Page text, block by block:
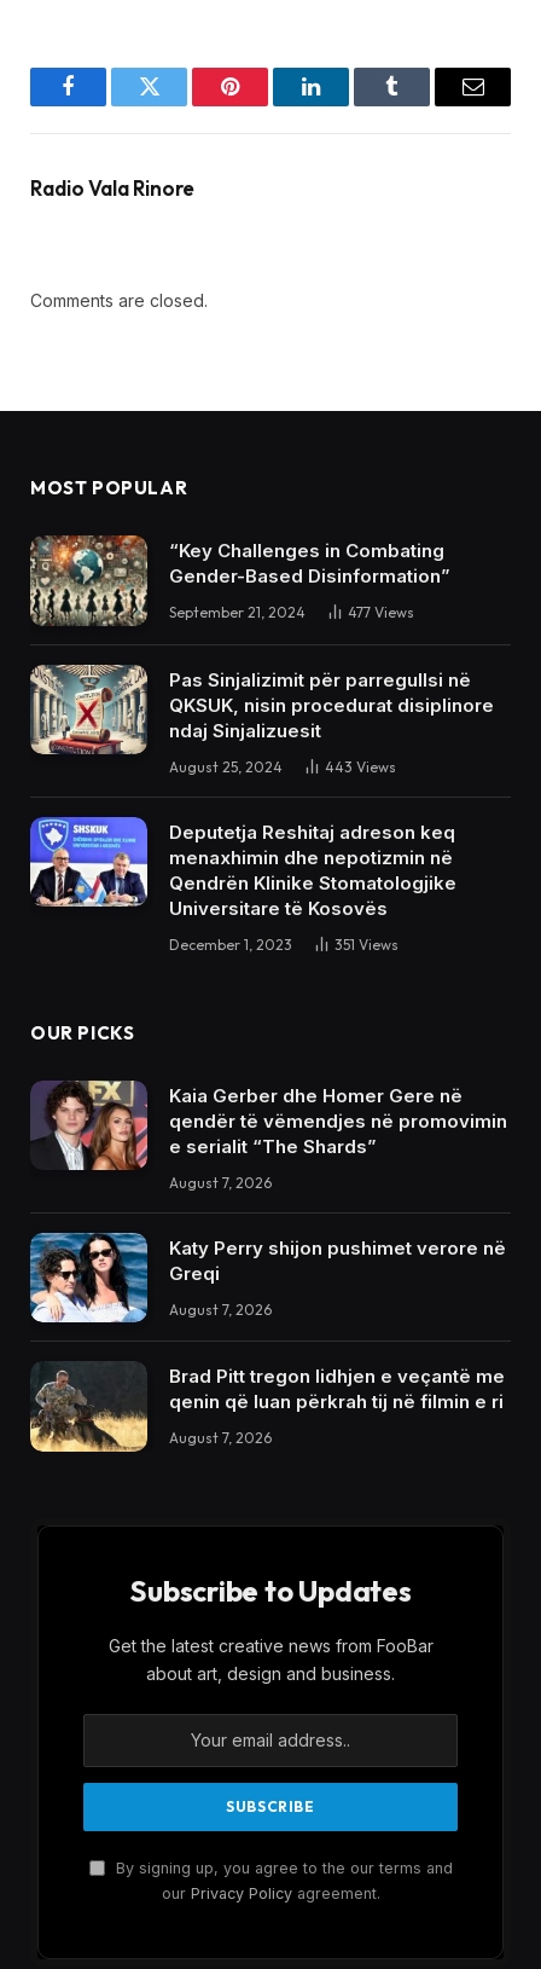
FacebookTwitter Pinterest LinkedInTumblr Email
Radio Vala Rinore
Comments are closed.
MOST POPULAR
“Key Challenges in Combating
Gender-Based Disinformation”
September 21, 2024 477 Views
Pas Sinjalizimit për parregullsi në
QKSUK, nisin procedurat disiplinore
ndaj Sinjalizuesit
August 25, 2024 443 Views
Deputetja Reshitaj adreson keq
menaxhimin dhe nepotizmin në
Qendrën Klinike Stomatologjike
Universitare të Kosovës
December 1, 2023 351 Views
OUR PICKS
Kaia Gerber dhe Homer Gere në
qendër të vëmendjes në promovimin
e serialit “The Shards”
August 7, 2026
Katy Perry shijon pushimet verore në
Greqi
August 7, 2026
Brad Pitt tregon lidhjen e veçantë me
qenin që luan përkrah tij në filmin e ri
August 7, 2026
Subscribe to Updates
Get the latest creative news from FooBar
about art, design and business.
By signing up, you agree to the our terms and
our Privacy Policyagreement.